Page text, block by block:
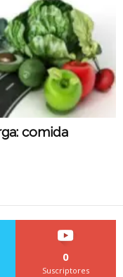
comida
0
Suscriptores